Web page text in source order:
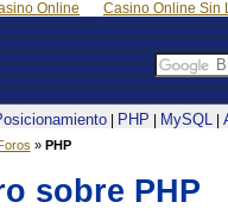
Online Casino Online Sin
| PHP MySQL|
» PHP
sobre PHP